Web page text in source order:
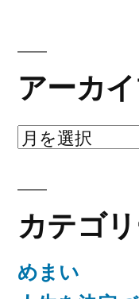
アーカ
ア
イ
ブ
カテゴ
めまい